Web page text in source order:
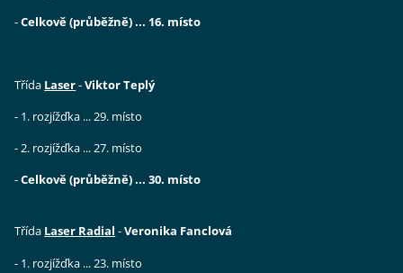
-Celkově (průběžně) ... 16. místo
Třída Laser-Viktor Teplý
- 1. rozjížďka ... 29. místo
- 2. rozjížďka ... 27. místo
-Celkově (průběžně) ... 30. místo
Třída Laser Radial -Veronika Fanclová
- 1. rozjížďka ... 23. místo